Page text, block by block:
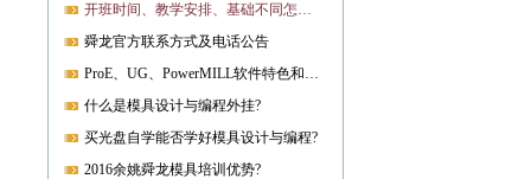
开班时间、教学安排、基础不同怎样开课?
舜龙官方联系方式及电话公告
ProE、UG、PowerMILL软件特色和优势?
什么是模具设计与编程外挂?
买光盘自学能否学好模具设计与编程?
2016余姚舜龙模具培训优势?